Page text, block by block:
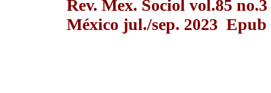
Rev. Mex. Sociol vol.85
México jul./sep. 2023 Epub